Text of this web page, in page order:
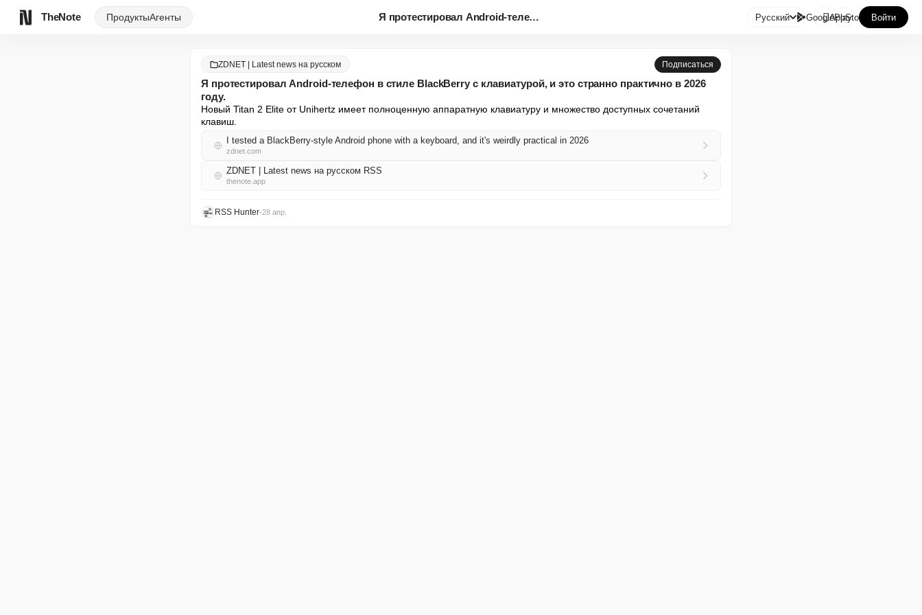
TheNote ПродуктыАгенты Я протестировал Android-телефо... Русский GooglePlay
AppStore Войти
ZDNET | Latest news на русском Подписаться
Я протестировал Android-телефон в стиле BlackBerry с клавиатурой, и это странно практично в 2026
году.
Новый Titan 2 Elite от Unihertz имеет полноценную аппаратную клавиатуру и множество доступных сочетаний
клавиш.
I tested a BlackBerry-style Android phone with a keyboard, and it's weirdly practical in 2026
zdnet.com
ZDNET | Latest news на русском RSS
thenote.app
RSS Hunter•28 апр.